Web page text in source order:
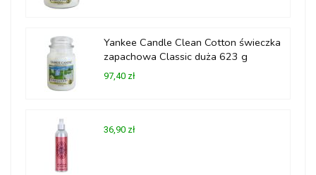
Yankee Candle Clean Cotton świeczka
zapachowa Classic duża 623 g
97,40 zł
36,90 zł